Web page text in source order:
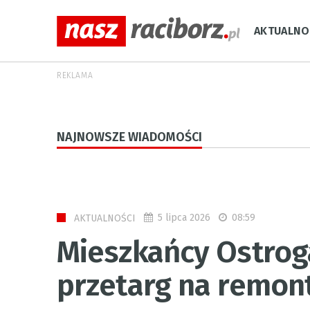
REKLAMA
NAJNOWSZE WIADOMOŚCI
AKTUALNOŚCI 5 lipca 2026 08:59
Mieszkańcy
przetarg na